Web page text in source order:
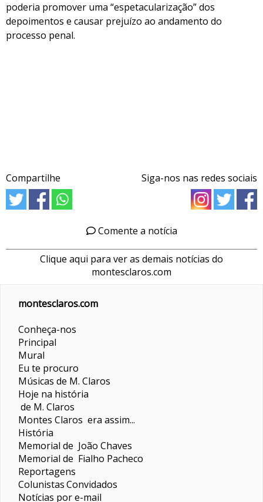
poderia promover uma “espetacularização” dos
depoimentos e causar prejuízo ao andamento do
processo penal.
Compartilhe Siga-nos nas redes sociais
Comente a notícia
Clique aqui para ver as demais notícias do
montesclaros.com
montesclaros.com
Conheça-nos
Principal
Mural
Eu te procuro
Músicas de M. Claros
Hoje na história
de M. Claros
Montes Claros era assim...
História
Memorial de João Chaves
Memorial de Fialho Pacheco
Reportagens
ColunistasConvidados
Notícias por e-mail